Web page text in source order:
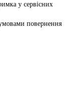
у сервісних
повернення